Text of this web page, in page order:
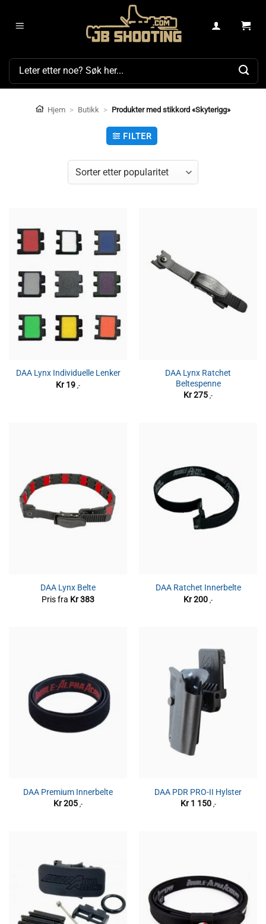
Søk
Hjem > Butikk > Produkter med stikkord «Skyterigg»
FILTER
DAA Lynx Individuelle Lenker
Kr19 ,-
DAA Lynx Ratchet
Beltespenne
Kr275 ,-
DAA Lynx Belte
Pris fra Kr383
DAA Ratchet Innerbelte
Kr200 ,-
DAA Premium Innerbelte
Kr205 ,-
DAA PDR PRO-II Hylster
Kr1 150 ,-